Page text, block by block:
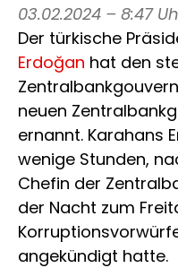
03.02.2024 – 8:47
Der türkische
Erdoğan hat den
neuen
ernannt. Karahans
wenige Stunden,
Chefin der
der Nacht zum
angekündigt hatte.